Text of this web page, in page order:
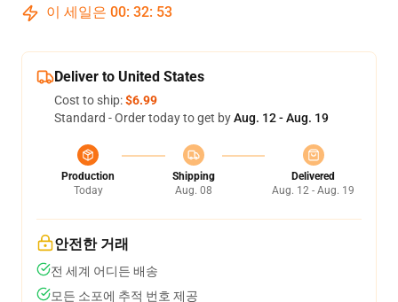
이 세일은 00: 32: 52
Deliver to United States
Cost to ship:$6.99
Standard - Order today to get byAug. 12 - Aug. 19
Production
Today
Shipping
Aug. 08
Delivered
Aug. 12 - Aug. 19
안전한 거래
전 세계 어디든 배송
모든 소포에 추적 번호 제공